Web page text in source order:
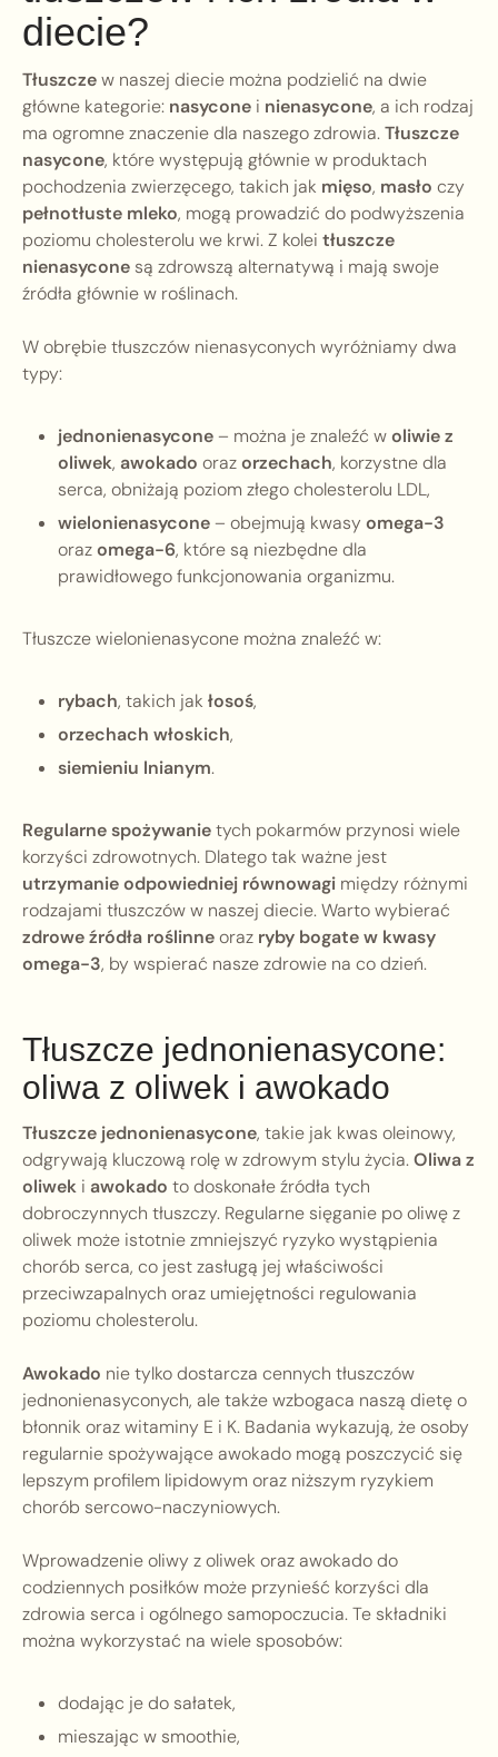
diecie?
Tłuszczew naszej diecie można podzielić na dwie
główne kategorie: nasycone i nienasycone, a ich rodzaj
ma ogromne znaczenie dla naszego zdrowia.Tłuszcze
nasycone, które występują głównie w produktach
pochodzenia zwierzęcego, takich jak mięso, masło czy
pełnotłuste mleko, mogą prowadzić do podwyższenia
poziomu cholesterolu we krwi. Z kolei tłuszcze
nienasycone są zdrowszą alternatywą i mają swoje
źródła głównie w roślinach.
W obrębie tłuszczów nienasyconych wyróżniamy dwa
typy:
jednonienasycone– można je znaleźć woliwie z
oliwek, awokado orazorzechach, korzystne dla
serca, obniżają poziom złego cholesterolu LDL,
wielonienasycone– obejmują kwasy omega-3
orazomega-6, które są niezbędne dla
prawidłowego funkcjonowania organizmu.
Tłuszcze wielonienasycone można znaleźć w:
rybach, takich jak łosoś,
orzechach włoskich,
siemieniu lnianym.
Regularne spożywanietych pokarmów przynosi wiele
korzyści zdrowotnych. Dlatego tak ważne jest
utrzymanie odpowiedniej równowagi między różnymi
rodzajami tłuszczów w naszej diecie. Warto wybierać
zdrowe źródła roślinneoraz ryby bogate w kwasy
omega-3, by wspierać nasze zdrowie na co dzień.
Tłuszcze jednonienasycone:
oliwa z oliwek i awokado
Tłuszcze jednonienasycone, takie jak kwas oleinowy,
odgrywają kluczową rolę w zdrowym stylu życia.Oliwa z
oliwek i awokado to doskonałe źródła tych
dobroczynnych tłuszczy. Regularne sięganie po oliwę z
oliwek może istotnie zmniejszyć ryzyko wystąpienia
chorób serca, co jest zasługą jej właściwości
przeciwzapalnych oraz umiejętności regulowania
poziomu cholesterolu.
Awokado nie tylko dostarcza cennych tłuszczów
jednonienasyconych, ale także wzbogaca naszą dietę o
błonnik oraz witaminy E i K. Badania wykazują, że osoby
regularnie spożywające awokado mogą poszczycić się
lepszym profilem lipidowym oraz niższym ryzykiem
chorób sercowo-naczyniowych.
Wprowadzenie oliwy z oliwek oraz awokado do
codziennych posiłków może przynieść korzyści dla
zdrowia serca i ogólnego samopoczucia. Te składniki
można wykorzystać na wiele sposobów:
dodając je do sałatek,
mieszając w smoothie,